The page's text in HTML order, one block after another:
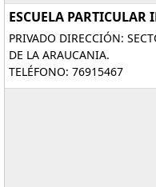
ESCUELA PARTICULAR
PRIVADO DIRECCIÓN:
DE LA ARAUCANIA.
TELÉFONO: 76915467